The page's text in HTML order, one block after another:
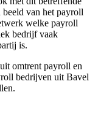
van het payroll
welke payroll
bedrijf vaak
is.
omtrent payroll en
bedrijven uit Bavel